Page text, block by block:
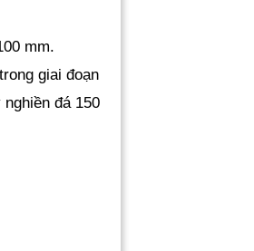
mm.
giai đoạn
đá 150